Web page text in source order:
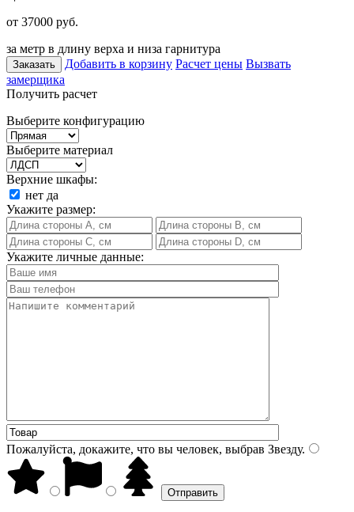
от 37000 руб.
за метр в длину верха и низа гарнитура
Заказать Добавить в корзину Расчет цены Вызвать
замерщика
Получить расчет
Выберите конфигурацию
Выберите материал
Верхние шкафы:
нет да
Укажите размер:
Укажите личные данные:
Пожалуйста, докажите, что вы человек, выбрав Звезду.